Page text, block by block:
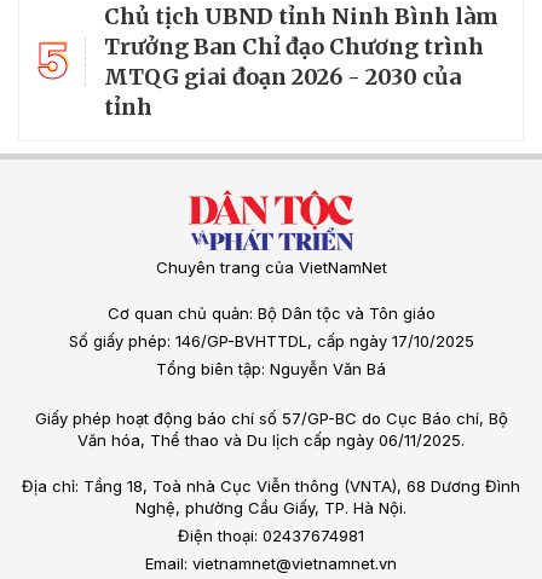
5
Chủ tịch UBND tỉnh Ninh Bình làm
Trưởng Ban Chỉ đạo Chương trình
MTQG giai đoạn 2026 - 2030 của
tỉnh
Chuyên trang của VietNamNet
Cơ quan chủ quản: Bộ Dân tộc và Tôn giáo
Số giấy phép: 146/GP-BVHTTDL, cấp ngày 17/10/2025
Tổng biên tập: Nguyễn Văn Bá
Giấy phép hoạt động báo chí số 57/GP-BC do Cục Báo chí, Bộ
Văn hóa, Thể thao và Du lịch cấp ngày 06/11/2025.
Địa chỉ: Tầng 18, Toà nhà Cục Viễn thông (VNTA), 68 Dương Đình
Nghệ, phường Cầu Giấy, TP. Hà Nội.
Điện thoại: 02437674981
Email: vietnamnet@vietnamnet.vn